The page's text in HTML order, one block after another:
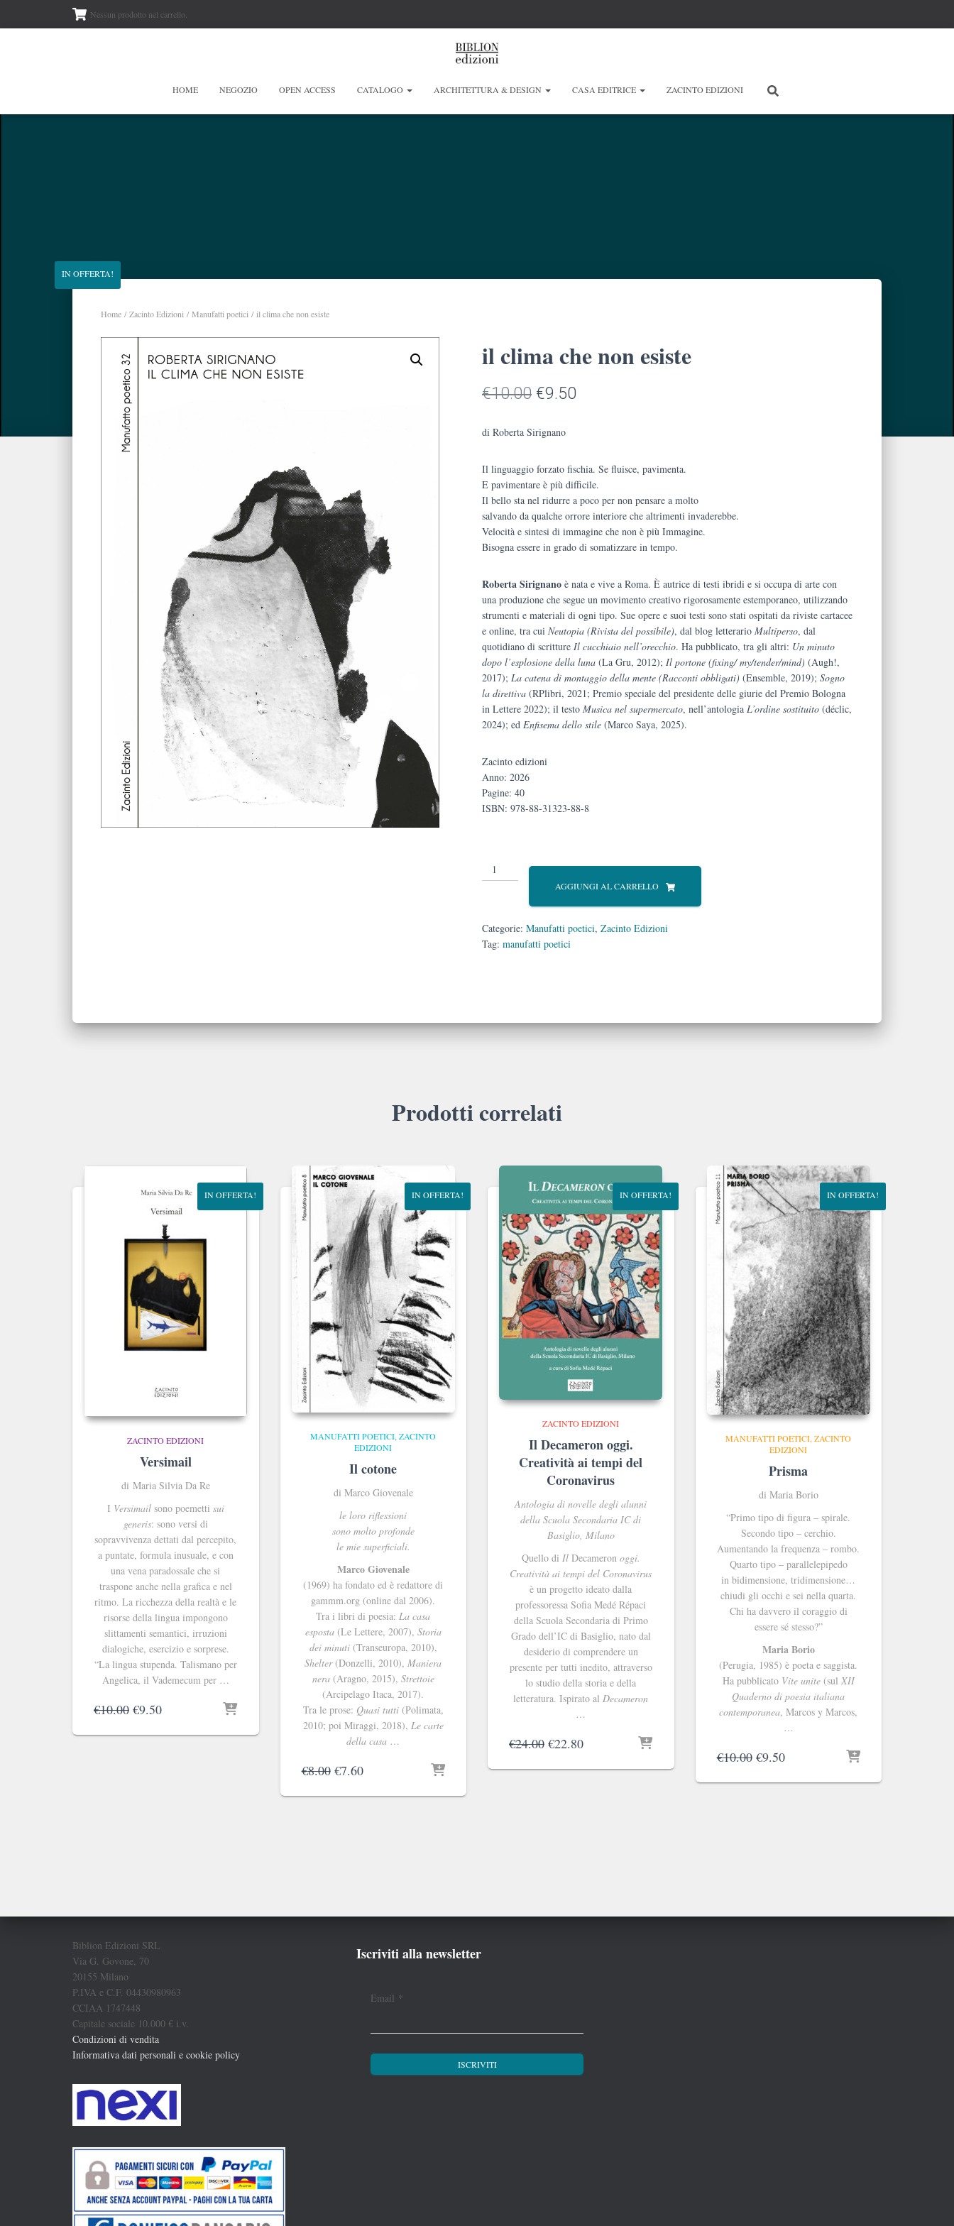
Nessun prodotto nel carrello.
HOME NEGOZIO OPEN ACCESS CATALOGO ARCHITETTURA & DESIGN CASA EDITRICE ZACINTO EDIZIONI
Home /Zacinto Edizioni /Manufatti poetici / il clima che non esiste
IN OFFERTA!
il clima che non esiste
€10.00 Il
era:
€10.00.
€9.50
è:
€9.50.
di Roberta Sirignano
Il linguaggio forzato fischia. Se fluisce, pavimenta.
E pavimentare è più difficile.
Il bello sta nel ridurre a poco per non pensare a molto
salvando da qualche orrore interiore che altrimenti invaderebbe.
Velocità e sintesi di immagine che non è più Immagine.
Bisogna essere in grado di somatizzare in tempo.
Roberta Sirignano è nata e vive a Roma. È autrice di testi ibridi e si occupa di arte con
una produzione che segue un movimento creativo rigorosamente estemporaneo, utilizzando
strumenti e materiali di ogni tipo. Sue opere e suoi testi sono stati ospitati da riviste cartacee
e online, tra cui Neutopia (Rivista del possibile), dal blog letterario Multiperso, dal
quotidiano di scritture Il cucchiaio nell’orecchio. Ha pubblicato, tra gli altri: Un minuto
dopo l’esplosione della luna (La Gru, 2012); Il portone (fixing/ my/tender/mind) (Augh!,
2017); La catena di montaggio della mente (Racconti obbligati) (Ensemble, 2019); Sogno
la direttiva (RPlibri, 2021; Premio speciale del presidente delle giurie del Premio Bologna
in Lettere 2022); il testo Musica nel supermercato, nell’antologia L’ordine sostituito (déclic,
2024); ed Enfisema dello stile (Marco Saya, 2025).
Zacinto edizioni
Anno: 2026
Pagine: 40
ISBN: 978-88-31323-88-8
clima
esiste
quantità
AGGIUNGI AL CARRELLO
Categorie: Manufatti poetici, Zacinto Edizioni
Tag: manufatti poetici
Prodotti correlati
IN OFFERTA!
ZACINTO EDIZIONI
Versimail
di Maria Silvia Da Re
I Versimailsono poemetti sui
generis: sono versi di
sopravvivenza dettati dal percepito,
a puntate, formula inusuale, e con
una vena paradossale che si
traspone anche nella grafica e nel
ritmo. La ricchezza della realtà e le
risorse della lingua impongono
slittamenti semantici, irruzioni
dialogiche, esercizio e sorprese.
“La lingua stupenda. Talismano per
Angelica, il Vademecum per …
€10.00 Il
originale
€9.50Il
attuale
IN OFFERTA!
MANUFATTI POETICI ZACINTO
EDIZIONI
Il cotone
di Marco Giovenale
le loro riflessioni
sono molto profonde
le mie superficiali.
Marco Giovenale
(1969) ha fondato ed è redattore di
gammm.org (online dal 2006).
Tra i libri di poesia:La casa
esposta(Le Lettere, 2007), Storia
dei minuti(Transeuropa, 2010),
Shelter(Donzelli, 2010),Maniera
nera(Aragno, 2015), Strettoie
(Arcipelago Itaca, 2017).
Tra le prose: Quasi tutti(Polimata,
2010; poi Miraggi, 2018), Le carte
della casa …
€8.00 Il
originale
€7.60Il
attuale
IN OFFERTA!
ZACINTO EDIZIONI
Il Decameron oggi.
Creatività ai tempi del
Coronavirus
Antologia di novelle degli alunni
della Scuola Secondaria IC di
Basiglio, Milano
Quello di Il Decameronoggi.
Creatività ai tempi del Coronavirus
è un progetto ideato dalla
professoressa Sofia Medé Répaci
della Scuola Secondaria di Primo
Grado dell’IC di Basiglio, nato dal
desiderio di comprendere un
presente per tutti inedito, attraverso
lo studio della storia e della
letteratura. Ispirato alDecameron
…
€24.00 Il
originale
€22.80Il
attuale
IN OFFERTA!
MANUFATTI POETICI ZACINTO
EDIZIONI
Prisma
di Maria Borio
“Primo tipo di figura – spirale.
Secondo tipo – cerchio.
Aumentando la frequenza – rombo.
Quarto tipo – parallelepipedo
in bidimensione, tridimensione…
chiudi gli occhi e sei nella quarta.
Chi ha davvero il coraggio di
essere sé stesso?”
Maria Borio
(Perugia, 1985) è poeta e saggista.
Ha pubblicato Vite unite (sul XII
Quaderno di poesia italiana
contemporanea, Marcos y Marcos,
…
€10.00 Il
originale
€9.50Il
attuale
Biblion Edizioni SRL
Via G. Govone, 70
20155 Milano
P.IVA e C.F. 04430980963
CCIAA 1747448
Capitale sociale 10.000 € i.v.
Condizioni di vendita
Informativa dati personali e cookie policy
Iscriviti alla newsletter
Email *